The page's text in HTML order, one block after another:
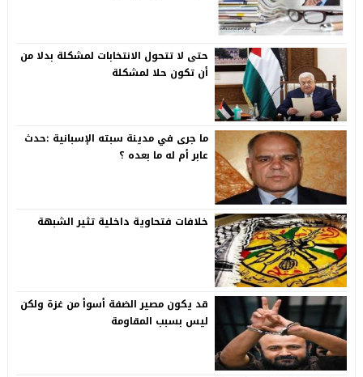
حتى لا تتحول الانتخابات لمشكلة بدلا من
أن تكون حلا لمشكلة
ما جرى في مدينة سبته الإسبانية :حدث
عابر أم له ما بعده ؟
خلافات فتحاوية داخلية تثير الشبهة
قد يكون مصير الضفة أسوأ من غزة ولكن
ليس بسبب المقاومة